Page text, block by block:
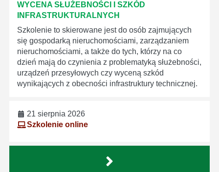
WYCENA SŁUŻEBNOŚCI I SZKÓD
INFRASTRUKTURALNYCH
Szkolenie to skierowane jest do osób zajmujących
się gospodarką nieruchomościami, zarządzaniem
nieruchomościami, a także do tych, którzy na co
dzień mają do czynienia z problematyką służebności,
urządzeń przesyłowych czy wyceną szkód
wynikających z obecności infrastruktury technicznej.
21 sierpnia 2026
Szkolenie online